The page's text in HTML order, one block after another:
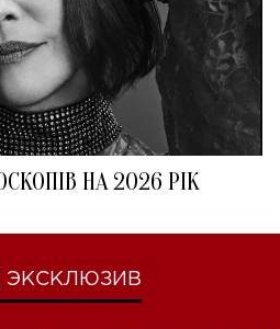
НА 2026 РІК
ЭКСКЛЮЗИВ